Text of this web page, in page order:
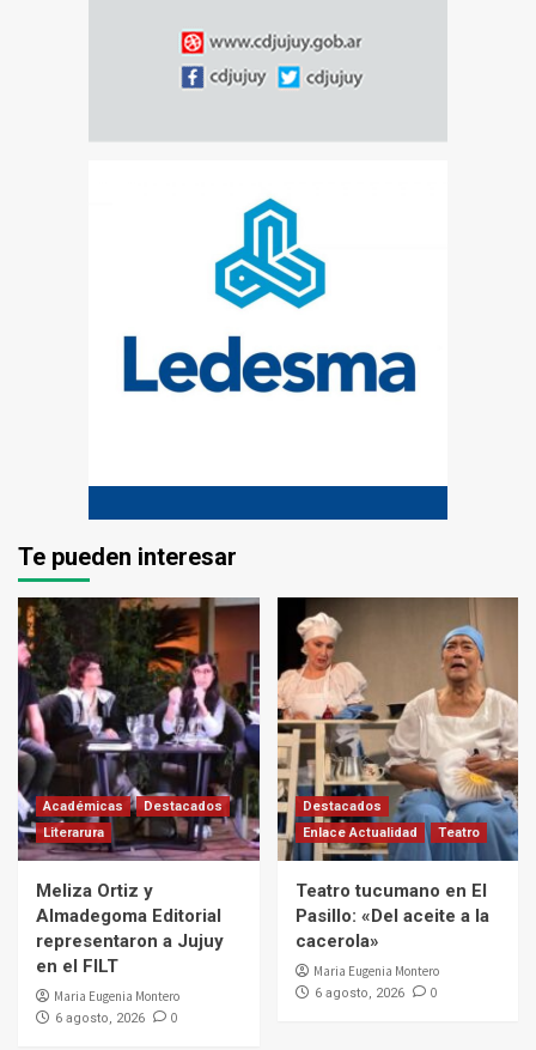
Te pueden interesar
Académicas
Destacados
Literarura
Meliza Ortiz y
Almadegoma Editorial
representaron a Jujuy
en el FILT
Maria Eugenia Montero
6 agosto, 2026 0
Destacados
Enlace Actualidad
Teatro
Teatro tucumano en El
Pasillo: «Del aceite a la
cacerola»
Maria Eugenia Montero
6 agosto, 2026 0